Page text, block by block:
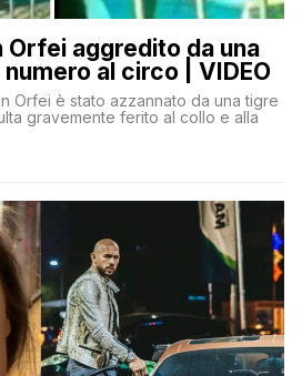
Orfei aggredito da una
al circo | VIDEO
Orfei è stato azzannato da una tigre
gravemente ferito al collo e alla